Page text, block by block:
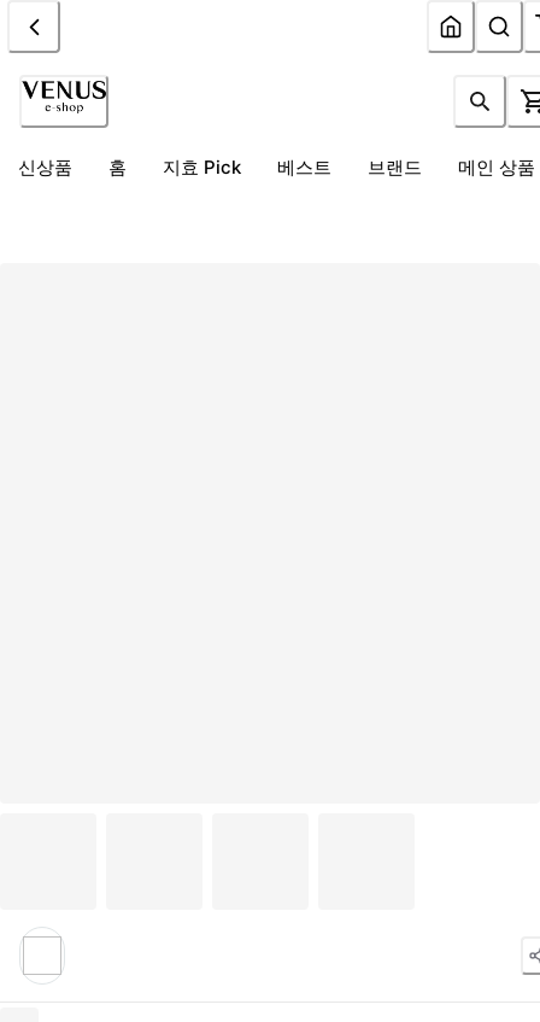
신상품 홈 지효 Pick 베스트 브랜드 메인 상품